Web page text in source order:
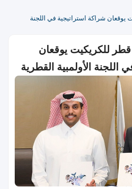
يوقعان شراكة استراتيجية في اللجنة
قطر للكريكيت يوقعان
اللجنة الأولمبية القطرية